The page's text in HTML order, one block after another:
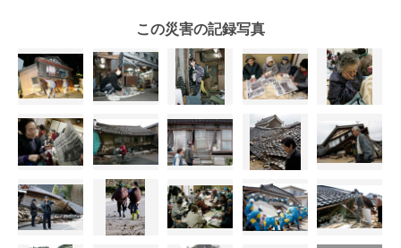
この災害の記録写真